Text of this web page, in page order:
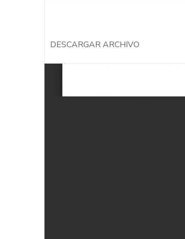
DESCARGAR ARCHIVO